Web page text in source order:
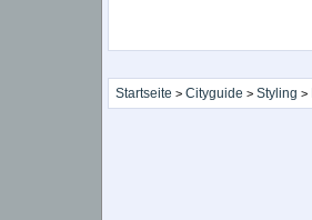
Startseite > Cityguide > Styling >